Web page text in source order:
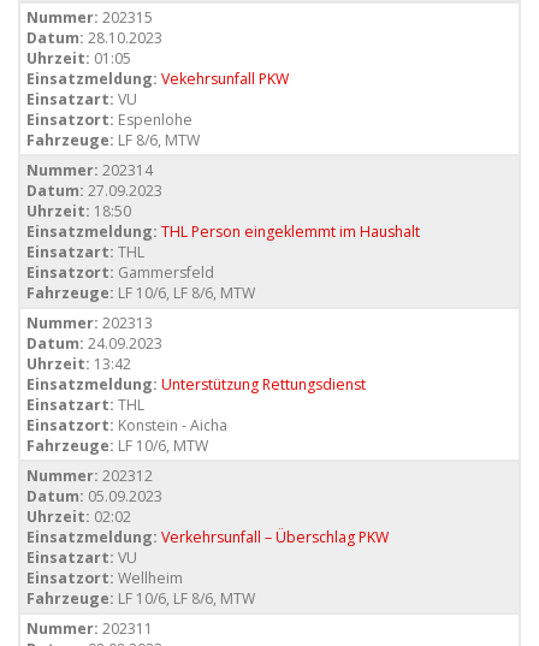
Nummer: 202315
Datum: 28.10.2023
Uhrzeit: 01:05
Einsatzmeldung: Vekehrsunfall PKW
Einsatzart: VU
Einsatzort: Espenlohe
Fahrzeuge: LF 8/6, MTW
Nummer: 202314
Datum: 27.09.2023
Uhrzeit: 18:50
Einsatzmeldung: THL Person eingeklemmt im Haushalt
Einsatzart: THL
Einsatzort: Gammersfeld
Fahrzeuge: LF 10/6, LF 8/6, MTW
Nummer: 202313
Datum: 24.09.2023
Uhrzeit: 13:42
Einsatzmeldung: Unterstützung Rettungsdienst
Einsatzart: THL
Einsatzort: Konstein - Aicha
Fahrzeuge: LF 10/6, MTW
Nummer: 202312
Datum: 05.09.2023
Uhrzeit: 02:02
Einsatzmeldung: Verkehrsunfall – Überschlag PKW
Einsatzart: VU
Einsatzort: Wellheim
Fahrzeuge: LF 10/6, LF 8/6, MTW
Nummer: 202311